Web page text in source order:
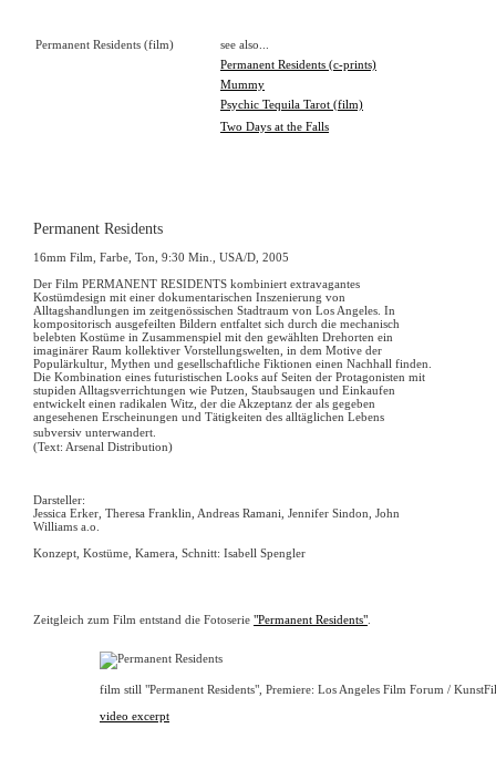
Permanent Residents (film)
see also...
Permanent Residents (c-prints)
Mummy
Psychic Tequila Tarot (film)
Two Days at the Falls
Permanent Residents
16mm Film, Farbe, Ton, 9:30 Min., USA/D, 2005
Der Film PERMANENT RESIDENTS kombiniert extravagantes
Kostümdesign mit einer dokumentarischen Inszenierung von
Alltagshandlungen im zeitgenössischen Stadtraum von Los Angeles. In
kompositorisch ausgefeilten Bildern entfaltet sich durch die mechanisch
belebten Kostüme in Zusammenspiel mit den gewählten Drehorten ein
imaginärer Raum kollektiver Vorstellungswelten, in dem Motive der
Populärkultur, Mythen und gesellschaftliche Fiktionen einen Nachhall finden.
Die Kombination eines futuristischen Looks auf Seiten der Protagonisten mit
stupiden Alltagsverrichtungen wie Putzen, Staubsaugen und Einkaufen
entwickelt einen radikalen Witz, der die Akzeptanz der als gegeben
angesehenen Erscheinungen und Tätigkeiten des alltäglichen Lebens
subversiv unterwandert.
(Text: Arsenal Distribution)
Darsteller:
Jessica Erker, Theresa Franklin, Andreas Ramani, Jennifer Sindon, John
Williams a.o.
Konzept, Kostüme, Kamera, Schnitt: Isabell Spengler
Zeitgleich zum Film entstand die Fotoserie "Permanent Residents"
film still "Permanent Residents", Premiere: Los Angeles Film Forum /
video excerpt